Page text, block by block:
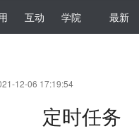
互动 学院 最新
12-06 17:19:54
定时任务